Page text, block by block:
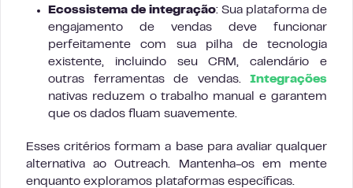
Ecossistema de integração: Sua plataforma de
engajamento de vendas deve funcionar
perfeitamente com sua pilha de tecnologia
existente, incluindo seu CRM, calendário e
outras ferramentas de vendas. Integrações
nativas reduzem o trabalho manual e garantem
que os dados fluam suavemente.
Esses critérios formam a base para avaliar qualquer
alternativa ao Outreach. Mantenha-os em mente
enquanto exploramos plataformas específicas.